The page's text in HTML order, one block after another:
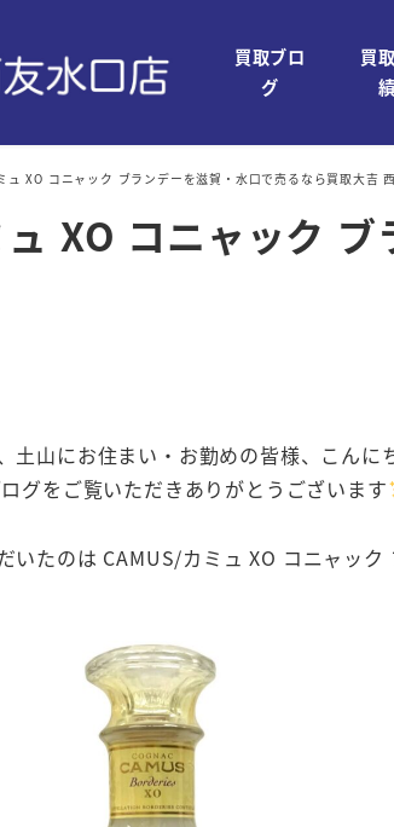
買取ブロ
グ
買
績
ュ XO コニャック ブランデーを滋賀・水口で売るなら買取大吉
XO コニャック
土山にお住まい・お勤めの皆様、こんに
グをご覧いただきありがとうございます
いたのは CAMUS/カミュ XO コニャック